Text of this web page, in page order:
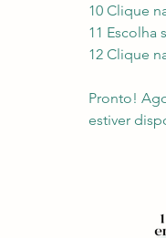
10 Clique
11 Escolha
12 Clique
Pronto!